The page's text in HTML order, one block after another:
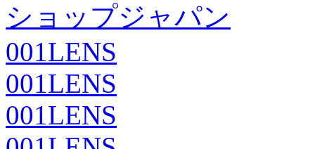
ショップジャパン
001LENS
001LENS
001LENS